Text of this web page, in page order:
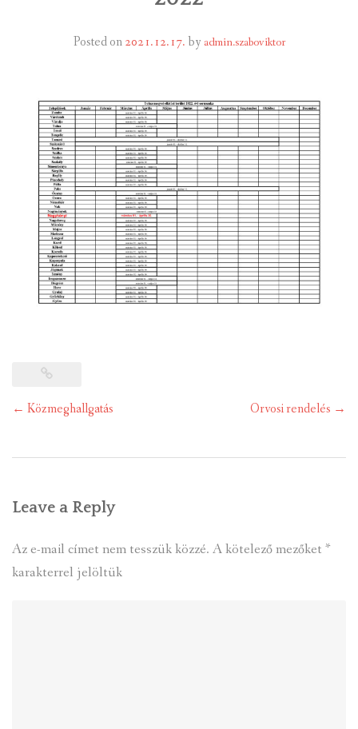
INTÉZMÉNYEK
GALÉRIA
KAPCSOLAT
LETÖLTHETŐ NYOMTATVÁNYOK
VÁLASZTÁS 2026
TELEPÜLÉSIKÉPVISELŐI VAGYONNYILATKOZATOK – 2026.
Posted on2021.12.17.by admin.szaboviktor
Post
← Közmeghallgatás Orvosi rendelés →
Leave a Reply
Az e-mail címet nem tesszük közzé. A kötelező mezőket *
karakterrel jelöltük